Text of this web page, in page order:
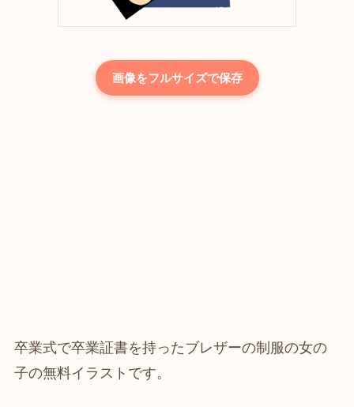
画像をフルサイズで保存
卒業式で卒業証書を持ったブレザーの制服の女の
子の無料イラストです。